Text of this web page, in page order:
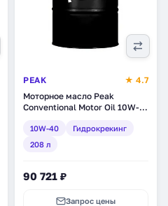
PEAK
★ 4.7
Моторное масло Peak
Conventional Motor Oil 10W-
(7020012)
10W-40
Гидрокрекинг
208 л
90 721 ₽
Запрос цены